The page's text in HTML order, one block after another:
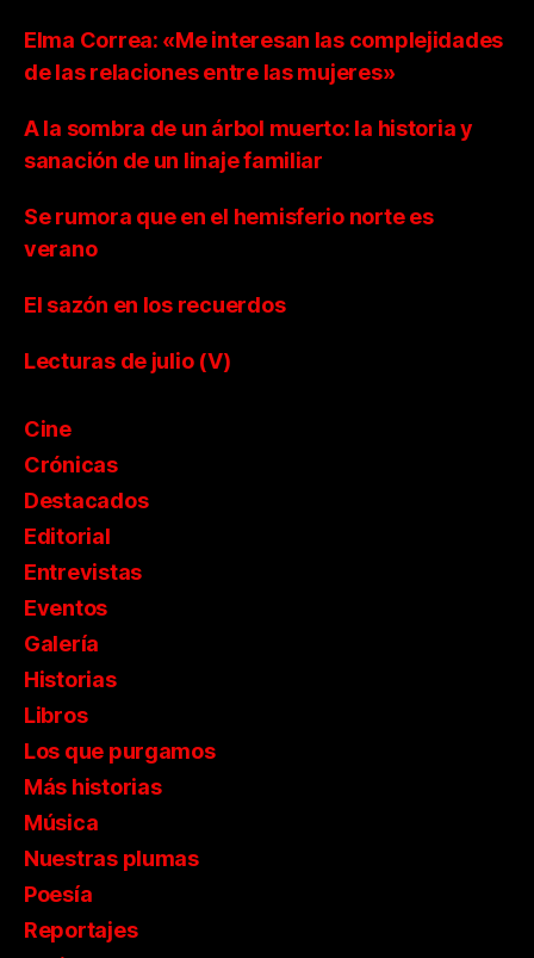
Elma Correa: «Me interesan las complejidades
de las relaciones entre las mujeres»
A la sombra de un árbol muerto: la historia y
sanación de un linaje familiar
Se rumora que en el hemisferio norte es
verano
El sazón en los recuerdos
Lecturas de julio (V)
Cine
Crónicas
Destacados
Editorial
Entrevistas
Eventos
Galería
Historias
Libros
Los que purgamos
Más historias
Música
Nuestras plumas
Poesía
Reportajes